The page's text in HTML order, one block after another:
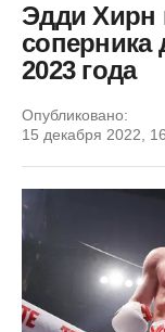
Эдди Хирн
соперника
2023 года
Опубликовано:
15 декабря 2022,